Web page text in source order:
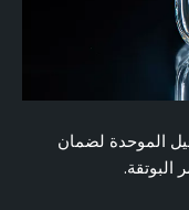
الموحدة لضمان
البوتقة.